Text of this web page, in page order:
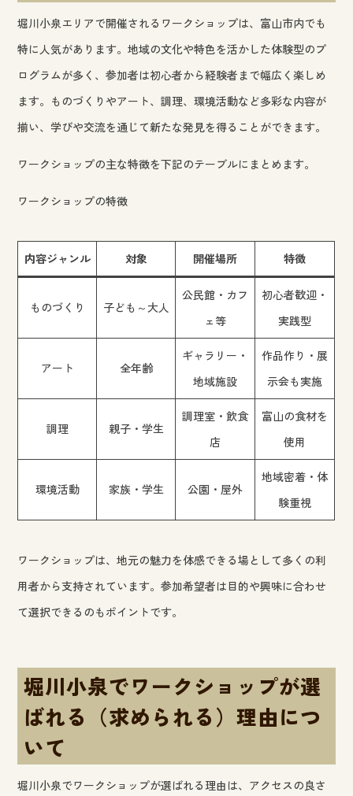
堀川小泉エリアで開催されるワークショップは、富山市内でも
特に人気があります。地域の文化や特色を活かした体験型のプ
ログラムが多く、参加者は初心者から経験者まで幅広く楽しめ
ます。ものづくりやアート、調理、環境活動など多彩な内容が
揃い、学びや交流を通じて新たな発見を得ることができます。
ワークショップの主な特徴を下記のテーブルにまとめます。
ワークショップの特徴
内容ジャンル 対象 開催場所 特徴
ものづくり 子ども～大人
公民館・カフ
ェ等
初心者歓迎・
実践型
アート 全年齢
ギャラリー・
地域施設
作品作り・展
示会も実施
調理 親子・学生
調理室・飲食
店
富山の食材を
使用
環境活動 家族・学生 公園・屋外
地域密着・体
験重視
ワークショップは、地元の魅力を体感できる場として多くの利
用者から支持されています。参加希望者は目的や興味に合わせ
て選択できるのもポイントです。
堀川小泉でワークショップが選
ばれる（求められる）理由につ
いて
堀川小泉でワークショップが選ばれる理由は、アクセスの良さ